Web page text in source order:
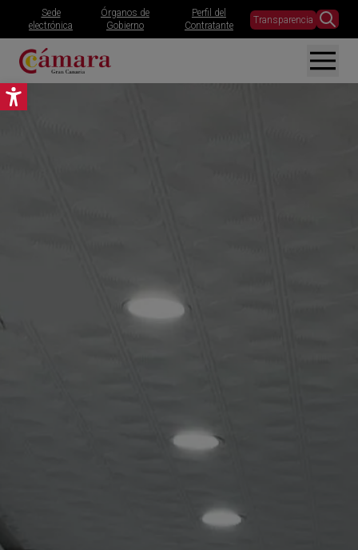
Abrir barra de herramientas
Sede
electrónica
Órganos de
Gobierno
Perfil del
Contratante
Transparencia